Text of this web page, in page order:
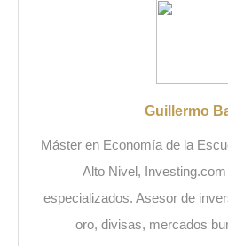
Guillermo
Máster en Economía de la
Alto Nivel,
especializados. Asesor de
oro, divisas, mercados